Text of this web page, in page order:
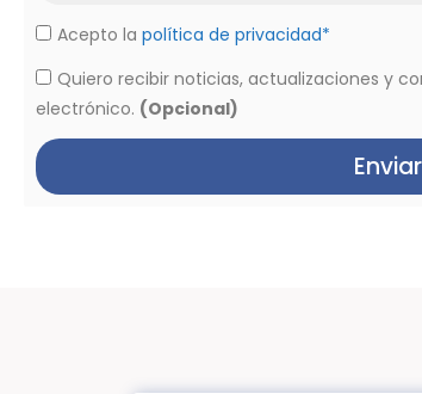
Acepto la política de privacidad*
Quiero recibir noticias, actualizaciones y
electrónico. (Opcional)
Enviar